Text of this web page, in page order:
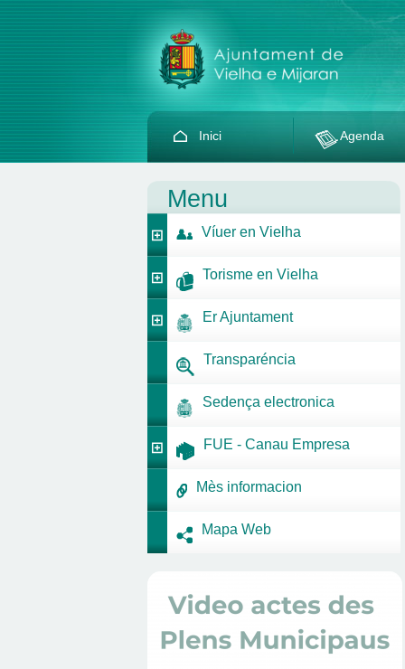
Inici Agenda
Menu
Víuer en Vielha
Torisme en Vielha
Er Ajuntament
Transparéncia
Sedença electronica
FUE - Canau Empresa
Mès informacion
Mapa Web